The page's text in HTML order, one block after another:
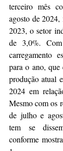
terceiro mês
agosto de
2023, o setor
de 3,0%.
carregamento
para o ano,
produção atual
2024 em
Mesmo com os
de julho e
tem se
conforme